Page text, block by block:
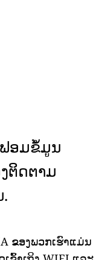
ອມຂໍ້ມູນ
ຕິດຕາມ
ຂອງພວກເຮົາແມ່ນ